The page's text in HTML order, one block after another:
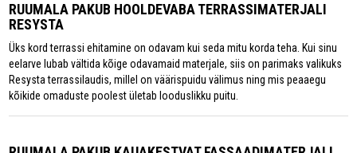
RUUMALA PAKUB HOOLDEVABA TERRASSIMATERJALI
RESYSTA
Üks kord terrassi ehitamine on odavam kui seda mitu korda teha. Kui sinu
eelarve lubab vältida kõige odavamaid materjale, siis on parimaks valikuks
Resysta terrassilaudis, millel on väärispuidu välimus ning mis peaaegu
kõikide omaduste poolest ületab looduslikku puitu.